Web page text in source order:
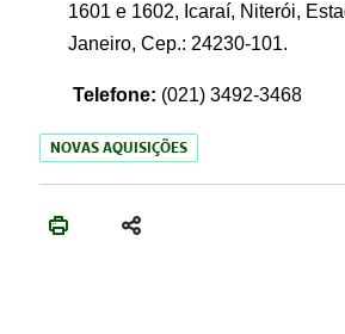
1601 e 1602, Icaraí, Niterói,
Janeiro, Cep.: 24230-101.
Telefone: (021) 3492-3468
NOVAS AQUISIÇÕES